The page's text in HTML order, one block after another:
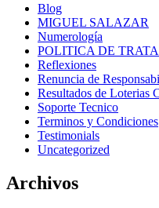
Blog
MIGUEL SALAZAR
Numerología
POLITICA DE
Reflexiones
Renuncia de
Resultados de Loterias
Soporte Tecnico
Terminos y Condiciones
Testimonials
Uncategorized
Archivos